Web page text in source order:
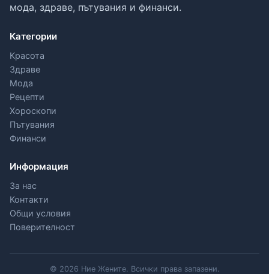
мода, здраве, пътувания и финанси.
Категории
Красота
Здраве
Мода
Рецепти
Хороскопи
Пътувания
Финанси
Информация
За нас
Контакти
Общи условия
Поверителност
© 2026 Ние Жените. Всички права запазени.